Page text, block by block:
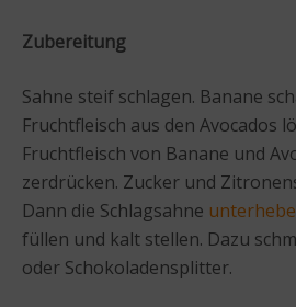
Zubereitung
Sahne steif schlagen. Banane
Fruchtfleisch aus den Avocados
Fruchtfleisch von Banane und
zerdrücken. Zucker und
Dann die Schlagsahne
füllen und kalt stellen. Dazu
oder Schokoladensplitter.